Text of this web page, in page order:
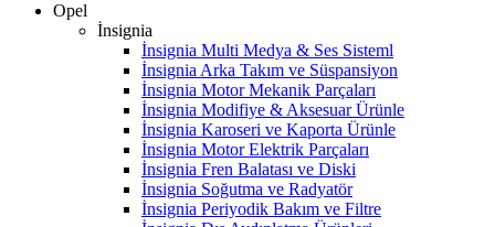
Opel
İnsignia
İnsignia Multi Medya & Ses Sisteml
İnsignia Arka Takım ve Süspansiyon
İnsignia Motor Mekanik Parçaları
İnsignia Modifiye & Aksesuar Ürünle
İnsignia Karoseri ve Kaporta Ürünle
İnsignia Motor Elektrik Parçaları
İnsignia Fren Balatası ve Diski
İnsignia Soğutma ve Radyatör
İnsignia Periyodik Bakım ve Filtre